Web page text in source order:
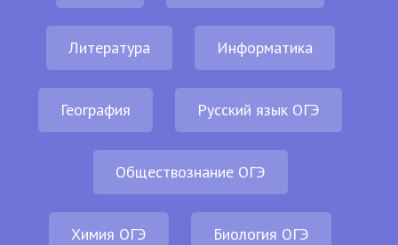
Литература Информатика
География Русский язык ОГЭ
Обществознание ОГЭ
Химия ОГЭ Биология ОГЭ